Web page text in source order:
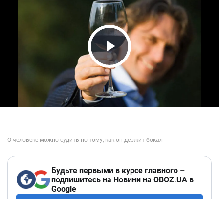
Play Video
Будьте первыми в курсе главного –
подпишитесь на Новини на OBOZ.UA в
Google